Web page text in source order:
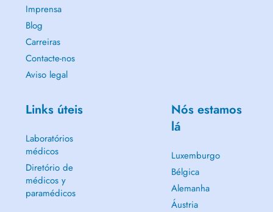
Imprensa
Blog
Carreiras
Contacte-nos
Aviso legal
Links úteis
Laboratórios
médicos
Diretório de
médicos y
paramédicos
Nós estamos
lá
Luxemburgo
Bélgica
Alemanha
Áustria